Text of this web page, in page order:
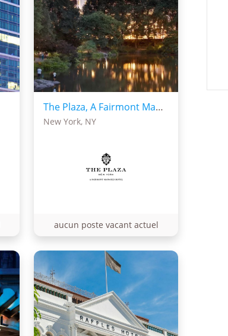
The Plaza, A Fairmont Managed Hotel
New York, NY
aucun poste vacant actuel